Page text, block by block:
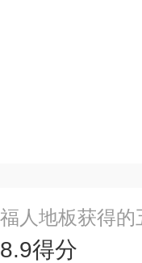
福人地板获得的
8.9得分